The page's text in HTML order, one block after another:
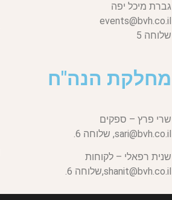
גברת מיכל יפה
events@bvh.co.il
שלוחה 5
מחלקת הנה"ח
שרי פרץ – ספקים
sari@bvh.co.il, שלוחה 6.
שנית רפאלי – לקוחות
shanit@bvh.co.il, שלוחה 6.